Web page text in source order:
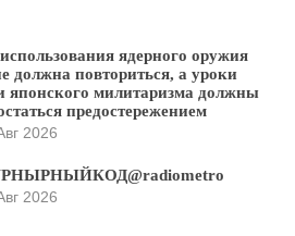
ядерного оружия
должна повториться, а уроки
японского милитаризма должны
предостережением
2026
2026